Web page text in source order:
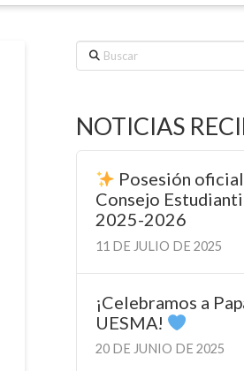
Buscar
NOTICIAS
Posesión
Consejo
2025-2026
11 DE JULIO DE 2025
¡Celebramos a
UESMA!
20 DE JUNIO DE 2025